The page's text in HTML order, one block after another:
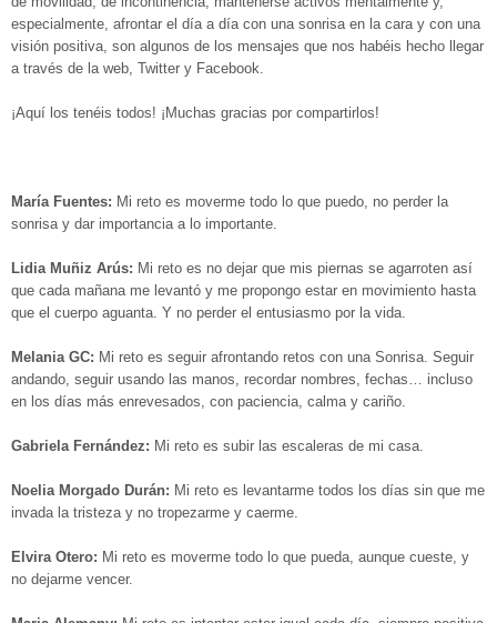
especialmente, afrontar el día a día con una sonrisa en la cara y con una
visión positiva, son algunos de los mensajes que nos habéis hecho llegar
a través de la web, Twitter y Facebook.
¡Aquí los tenéis todos! ¡Muchas gracias por compartirlos!
María Fuentes: Mi reto es moverme todo lo que puedo, no perder la
sonrisa y dar importancia a lo importante.
Lidia Muñiz Arús: Mi reto es no dejar que mis piernas se agarroten así
que cada mañana me levantó y me propongo estar en movimiento hasta
que el cuerpo aguanta. Y no perder el entusiasmo por la vida.
Melania GC: Mi reto es seguir afrontando retos con una Sonrisa. Seguir
andando, seguir usando las manos, recordar nombres, fechas… incluso
en los días más enrevesados, con paciencia, calma y cariño.
Gabriela Fernández: Mi reto es subir las escaleras de mi casa.
Noelia Morgado Durán: Mi reto es levantarme todos los días sin que me
invada la tristeza y no tropezarme y caerme.
Elvira Otero: Mi reto es moverme todo lo que pueda, aunque cueste, y
no dejarme vencer.